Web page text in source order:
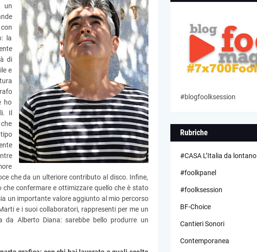
un
la
di
e
ho
Il
che da un ulteriore contributo al disco. Infine,
che confermare e ottimizzare quello che è stato
un importante valore aggiunto al mio percorso
e i suoi collaboratori, rappresenti per me un
da Alberto Diana: sarebbe bello produrre un
#blogfoolksession
Rubriche
#CASA L’Italia da lontano
#foolkpanel
#foolksession
BF-Choice
Cantieri Sonori
Contemporanea